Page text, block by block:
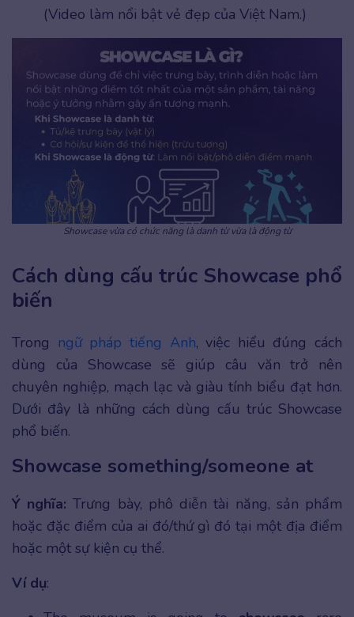
(Video làm nổi bật vẻ đẹp của Việt Nam.)
Showcase vừa có chức năng là danh từ vừa là động từ
Cách dùng cấu trúc Showcase phổ
biến
Trong ngữ pháp tiếng Anh, việc hiểu đúng cách
dùng của Showcase sẽ giúp câu văn trở nên
chuyên nghiệp, mạch lạc và giàu tính biểu đạt hơn.
Dưới đây là những cách dùng cấu trúc Showcase
phổ biến.
Showcase something/someone at
Ý nghĩa: Trưng bày, phô diễn tài năng, sản phẩm
hoặc đặc điểm của ai đó/thứ gì đó tại một địa điểm
hoặc một sự kiện cụ thể.
Ví dụ: